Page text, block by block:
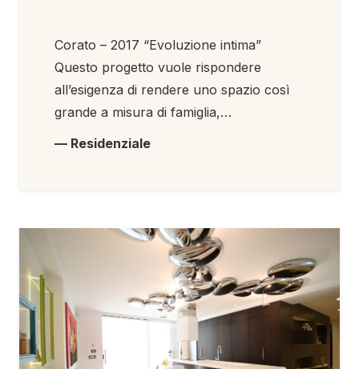
Corato – 2017 “Evoluzione intima”
Questo progetto vuole rispondere
all’esigenza di rendere uno spazio così
grande a misura di famiglia,…
— Residenziale